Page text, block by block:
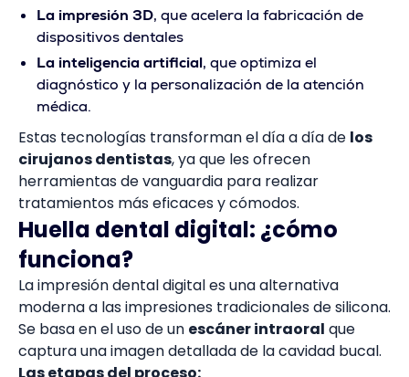
La impresión 3D, que acelera la fabricación de
dispositivos dentales
La inteligencia artificial, que optimiza el
diagnóstico y la personalización de la atención
médica.
Estas tecnologías transforman el día a día de los
cirujanos dentistas, ya que les ofrecen
herramientas de vanguardia para realizar
tratamientos más eficaces y cómodos.
Huella dental digital: ¿cómo
funciona?
La impresión dental digital es una alternativa
moderna a las impresiones tradicionales de silicona.
Se basa en el uso de un escáner intraoral que
captura una imagen detallada de la cavidad bucal.
Las etapas del proceso: